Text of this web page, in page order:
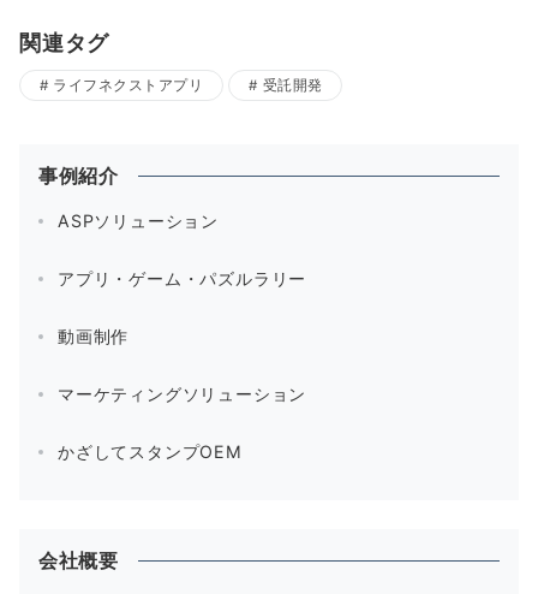
関連タグ
ライフネクストアプリ 受託開発
事例紹介
ASPソリューション
アプリ・ゲーム・パズルラリー
動画制作
マーケティングソリューション
かざしてスタンプOEM
会社概要